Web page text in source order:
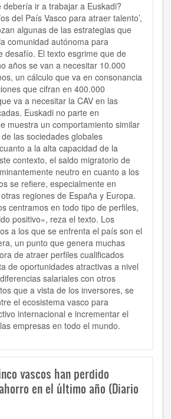
debería ir a trabajar a Euskadi?
del País Vasco para atraer talento’,
algunas de las estrategias que
comunidad autónoma para
desafío. El texto esgrime que de
años se van a necesitar 10.000
un cálculo que va en consonancia
que cifran en 400.000
va a necesitar la CAV en las
Euskadi no parte en
muestra un comportamiento similar
las sociedades globales
a la alta capacidad de la
contexto, el saldo migratorio de
neutro en cuanto a los
se refiere, especialmente en
regiones de España y Europa.
centramos en todo tipo de perfiles,
positivo», reza el texto. Los
a los que se enfrenta el país son el
un punto que genera muchas
de atraer perfiles cualificados
de oportunidades atractivas a nivel
salariales con otros
que a vista de los inversores, se
el ecosistema vasco para
internacional e incrementar el
empresas en todo el mundo.
vascos han perdido
en el último año (Diario